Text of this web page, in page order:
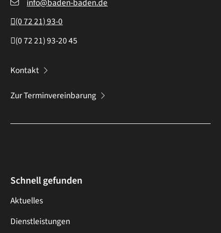
info@baden-baden.de
(07221) 93-0
(07221) 93-2045
Kontakt
Zur Terminvereinbarung
Schnell gefunden
Aktuelles
Dienstleistungen